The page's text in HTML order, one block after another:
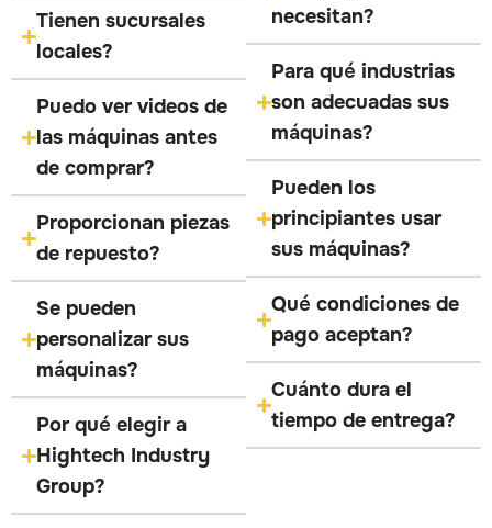
Tienen sucursales
locales?
Puedo ver videos de
las máquinas antes
de comprar?
Proporcionan piezas
de repuesto?
Se pueden
personalizar sus
máquinas?
Por qué elegir a
Hightech Industry
Group?
necesitan?
Para qué industrias
son adecuadas sus
máquinas?
Pueden los
principiantes usar
sus máquinas?
Qué condiciones de
pago aceptan?
Cuánto dura el
tiempo de entrega?